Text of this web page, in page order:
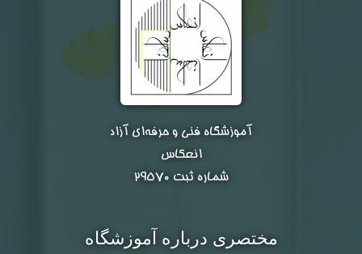
آموزشگاه فنی و حرفه‌ای آزاد
انعکاس
شماره ثبت ۲۹۵۷۰
مختصری درباره آموزشگاه